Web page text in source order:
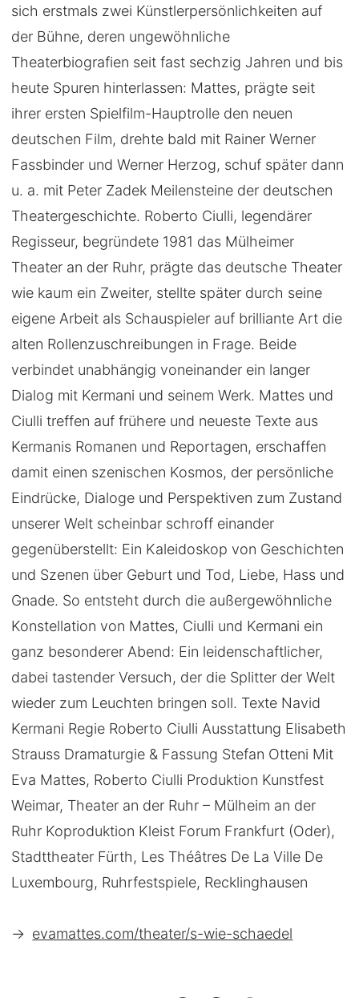
sich erstmals zwei Künstlerpersönlichkeiten auf
der Bühne, deren ungewöhnliche
Theaterbiografien seit fast sechzig Jahren und bis
heute Spuren hinterlassen: Mattes, prägte seit
ihrer ersten Spielfilm-Hauptrolle den neuen
deutschen Film, drehte bald mit Rainer Werner
Fassbinder und Werner Herzog, schuf später dann
u. a. mit Peter Zadek Meilensteine der deutschen
Theatergeschichte. Roberto Ciulli, legendärer
Regisseur, begründete 1981 das Mülheimer
Theater an der Ruhr, prägte das deutsche Theater
wie kaum ein Zweiter, stellte später durch seine
eigene Arbeit als Schauspieler auf brilliante Art die
alten Rollenzuschreibungen in Frage. Beide
verbindet unabhängig voneinander ein langer
Dialog mit Kermani und seinem Werk. Mattes und
Ciulli treffen auf frühere und neueste Texte aus
Kermanis Romanen und Reportagen, erschaffen
damit einen szenischen Kosmos, der persönliche
Eindrücke, Dialoge und Perspektiven zum Zustand
unserer Welt scheinbar schroff einander
gegenüberstellt: Ein Kaleidoskop von Geschichten
und Szenen über Geburt und Tod, Liebe, Hass und
Gnade. So entsteht durch die außergewöhnliche
Konstellation von Mattes, Ciulli und Kermani ein
ganz besonderer Abend: Ein leidenschaftlicher,
dabei tastender Versuch, der die Splitter der Welt
wieder zum Leuchten bringen soll. Texte Navid
Kermani Regie Roberto Ciulli Ausstattung Elisabeth
Strauss Dramaturgie & Fassung Stefan Otteni Mit
Eva Mattes, Roberto Ciulli Produktion Kunstfest
Weimar, Theater an der Ruhr – Mülheim an der
Ruhr Koproduktion Kleist Forum Frankfurt (Oder),
Stadttheater Fürth, Les Théâtres De La Ville De
Luxembourg, Ruhrfestspiele, Recklinghausen
→ evamattes.com/theater/s-wie-schaedel